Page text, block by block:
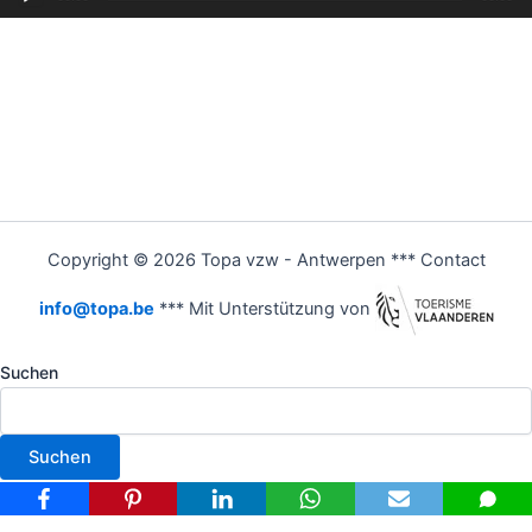
Copyright © 2026 Topa vzw - Antwerpen *** Contact
info@topa.be *** Mit Unterstützung von
Suchen
Suchen